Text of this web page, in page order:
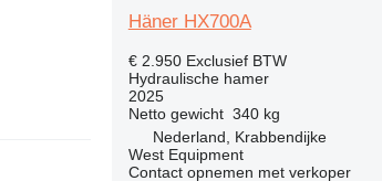
Häner HX700A
€ 2.950 Exclusief BTW
Hydraulische hamer
2025
Netto gewicht 340 kg
Nederland, Krabbendijke
West Equipment
Contact opnemen met verkoper